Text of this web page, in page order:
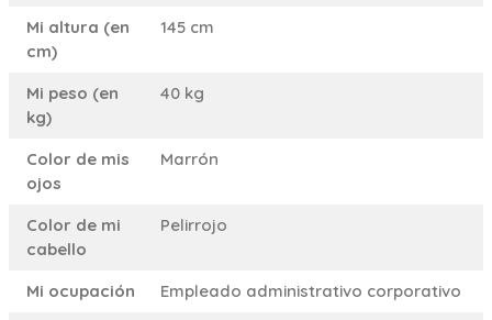
Mi altura (en
cm)
145 cm
Mi peso (en
kg)
40 kg
Color de mis
ojos
Marrón
Color de mi
cabello
Pelirrojo
Mi ocupación
Empleado administrativo corporativo